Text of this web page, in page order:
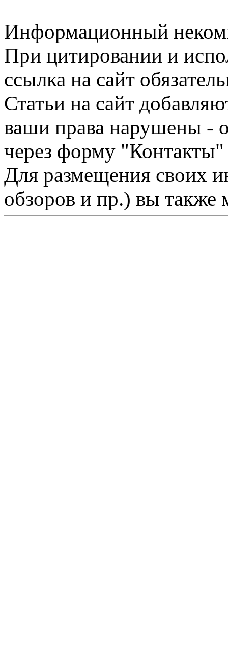
Информационный
При цитировании и
ссылка на сайт
Статьи на сайт
ваши права нарушены -
через форму "Контакты"
Для размещения своих
обзоров и пр.) вы также